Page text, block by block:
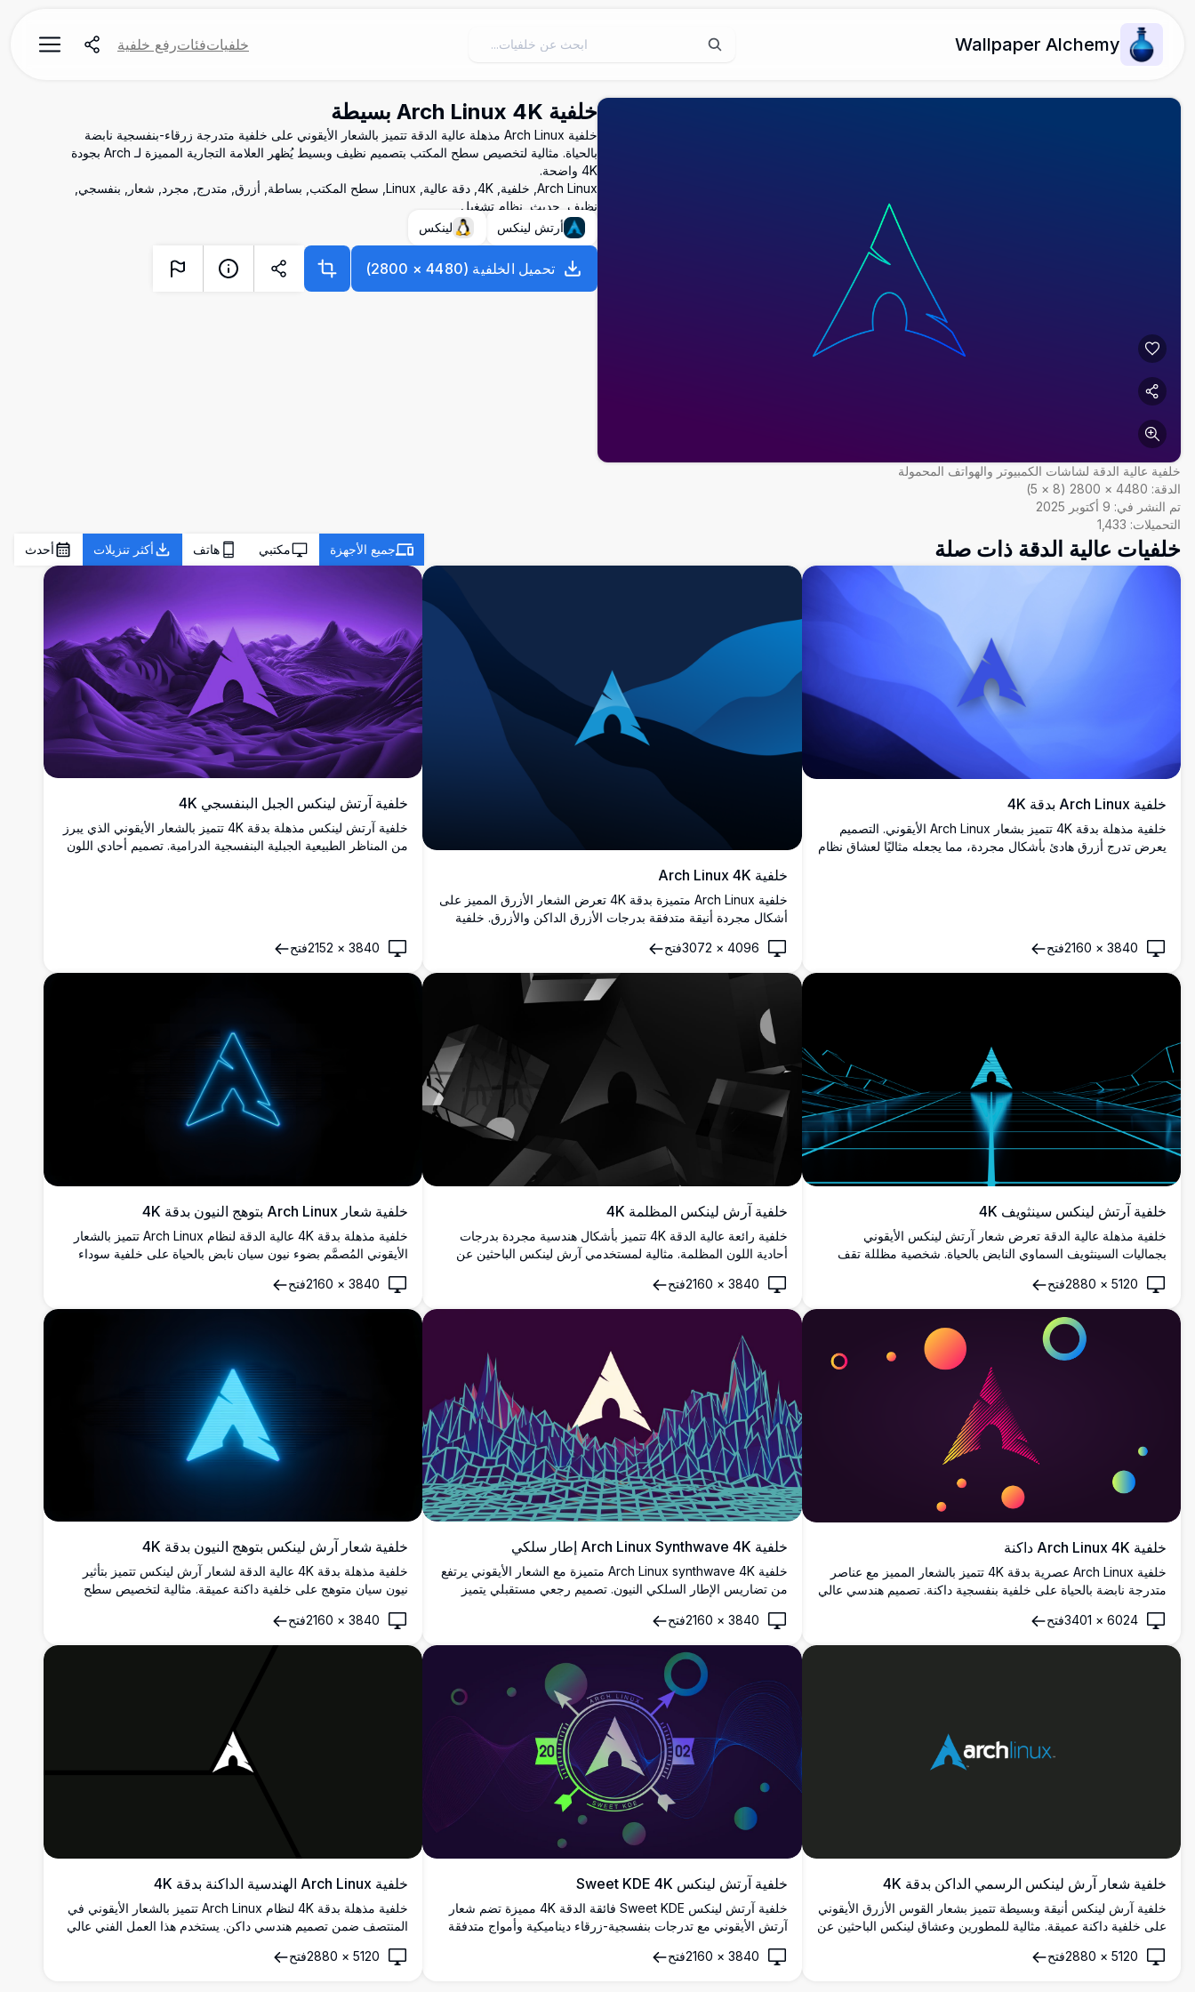
Wallpaper Alchemy خلفياتفئاترفع خلفية
خلفية عالية الدقة لشاشات الكمبيوتر والهواتف المحمولة
الدقة: 4480
×
2800
(
8
×
5
)
تم النشر في: 9 أكتوبر 2025
التحميلات: 1,433
خلفية Arch Linux 4K بسيطة
خلفية Arch Linux مذهلة عالية الدقة تتميز بالشعار الأيقوني على خلفية متدرجة زرقاء-بنفسجية نابضة
بالحياة. مثالية لتخصيص سطح المكتب بتصميم نظيف وبسيط يُظهر العلامة التجارية المميزة لـ Arch بجودة
4K واضحة.
Arch Linux, خلفية, 4K, دقة عالية, Linux, سطح المكتب, بساطة, أزرق, متدرج, مجرد, شعار, بنفسجي,
نظيف, حديث, نظام تشغيل
أرتش لينكس
لينكس
تحميل الخلفية (
4480
×
2800
)
خلفيات عالية الدقة ذات صلة جميع الأجهزة مكتبي هاتف أكثر تنزيلات أحدث
خلفية Arch Linux بدقة 4K
خلفية مذهلة بدقة 4K تتميز بشعار Arch Linux الأيقوني. التصميم
يعرض تدرج أزرق هادئ بأشكال مجردة، مما يجعله مثاليًا لعشاق نظام
3840
×
2160فتح
خلفية Arch Linux 4K
خلفية Arch Linux متميزة بدقة 4K تعرض الشعار الأزرق المميز على
أشكال مجردة أنيقة متدفقة بدرجات الأزرق الداكن والأزرق. خلفية
الباحثين عن جماليات حديثة ومهنية.
4096
×
3072فتح
خلفية آرتش لينكس الجبل البنفسجي 4K
خلفية آرتش لينكس مذهلة بدقة 4K تتميز بالشعار الأيقوني الذي يبرز
من المناظر الطبيعية الجبلية البنفسجية الدرامية. تصميم أحادي اللون
3840
×
2152فتح
خلفية آرتش لينكس سينثويف 4K
خلفية مذهلة عالية الدقة تعرض شعار آرتش لينكس الأيقوني
بجماليات السينثويف السماوي النابض بالحياة. شخصية مظللة تقف
مما يخلق مزيجاً مثالياً من التصميم الرجعي المستقبلي وثقافة
الحوسبة مفتوحة المصدر.
5120
×
2880فتح
خلفية آرش لينكس المظلمة 4K
خلفية رائعة عالية الدقة 4K تتميز بأشكال هندسية مجردة بدرجات
أحادية اللون المظلمة. مثالية لمستخدمي آرش لينكس الباحثين عن
الأسود والرمادي تكمل أي إعداد موضوع مظلم.
3840
×
2160فتح
خلفية شعار Arch Linux بتوهج النيون بدقة 4K
خلفية مذهلة بدقة 4K عالية الدقة لنظام Arch Linux تتميز بالشعار
الأيقوني المُصمَّم بضوء نيون سيان نابض بالحياة على خلفية سوداء
لينكس.3840
×
2160فتح
خلفية Arch Linux 4K داكنة
خلفية Arch Linux عصرية بدقة 4K تتميز بالشعار المميز مع عناصر
متدرجة نابضة بالحياة على خلفية بنفسجية داكنة. تصميم هندسي عالي
المحمول.
6024
×
3401فتح
خلفية Arch Linux Synthwave 4K إطار سلكي
خلفية Arch Linux synthwave 4K متميزة مع الشعار الأيقوني يرتفع
من تضاريس الإطار السلكي النيون. تصميم رجعي مستقبلي يتميز
جمالية أصيلة من الثمانينات لشاشات سطح المكتب والجوال.
3840
×
2160فتح
خلفية شعار آرش لينكس بتوهج النيون بدقة 4K
خلفية مذهلة بدقة 4K عالية الدقة لشعار آرش لينكس تتميز بتأثير
نيون سيان متوهج على خلفية داكنة عميقة. مثالية لتخصيص سطح
3840
×
2160فتح
خلفية شعار آرش لينكس الرسمي الداكن بدقة 4K
خلفية آرش لينكس أنيقة وبسيطة تتميز بشعار القوس الأزرق الأيقوني
على خلفية داكنة عميقة. مثالية للمطورين وعشاق لينكس الباحثين عن
5120
×
2880فتح
خلفية آرتش لينكس Sweet KDE 4K
خلفية آرتش لينكس Sweet KDE فائقة الدقة 4K مميزة تضم شعار
آرتش الأيقوني مع تدرجات بنفسجية-زرقاء ديناميكية وأمواج متدفقة
لينكس الحديثة وبيئات KDE Plasma.
3840
×
2160فتح
خلفية Arch Linux الهندسية الداكنة بدقة 4K
خلفية مذهلة بدقة 4K لنظام Arch Linux تتميز بالشعار الأيقوني في
المنتصف ضمن تصميم هندسي داكن. يستخدم هذا العمل الفني عالي
5120
×
2880فتح